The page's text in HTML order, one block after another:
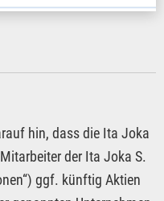
hin, dass die Ita Joka
der Ita Joka S.
ggf. künftig Aktien